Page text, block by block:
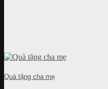
Quà tặng cha mẹ